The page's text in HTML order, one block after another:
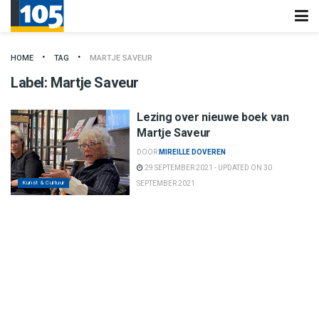
HOME TAG MARTJE SAVEUR
Label: Martje Saveur
Kunst & Cultuur
Lezing over nieuwe boek van
Martje Saveur
DOOR MIREILLE DOVEREN
29 SEPTEMBER 2021 - UPDATED ON 30
SEPTEMBER 2021